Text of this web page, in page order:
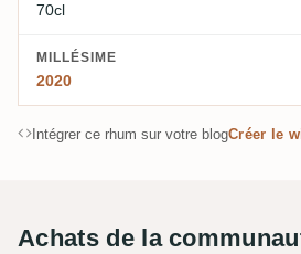
70cl
MILLÉSIME
2020
Intégrer ce rhum sur votre blogCréer le
Achats de la